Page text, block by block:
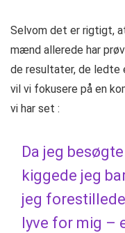
Selvom det er rigtigt,
mænd allerede har
de resultater, de
vil vi fokusere på en
vi har set :
Da jeg
kiggede jeg
jeg
lyve for mig –